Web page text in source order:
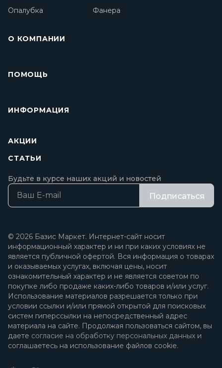
Опалубка
Фанера
О КОМПАНИИ
ПОМОЩЬ
ИНФОРМАЦИЯ
АКЦИИ
СТАТЬИ
Будьте в курсе наших акций и новостей
Подписаться
© 2026 Базис Маркет. Интернет-сайт носит
информационный характер и ни при каких условиях не
является публичной офертой. Вся информация о товарах
и оказываемых услугах, включая цены, носит
ознакомительный характер и не является советом по
покупке либо продаже каких-либо товаров и/или услуг.
Использование материалов разрешается только при
условии ссылки и/или прямой открытой для поисковых
систем гиперссылки на непосредственный адрес
материала на сайте. Продолжая пользоваться сайтом, вы
даете согласие на обработку персональных данных и
соглашаетесь на использование файлов cookie.